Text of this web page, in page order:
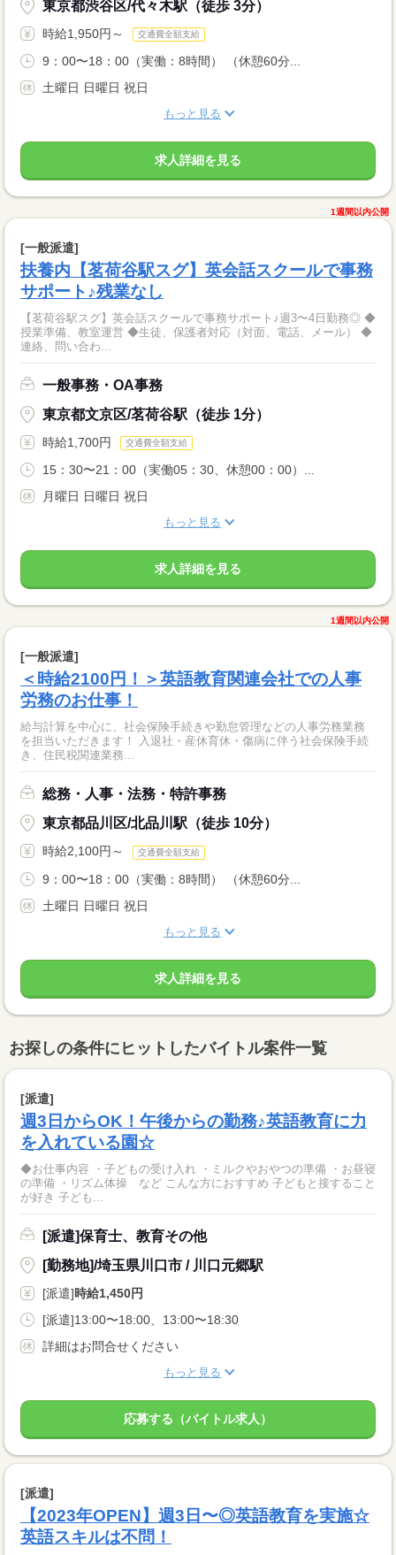
東京都渋谷区/代々木駅（徒歩 3分）
時給1,950円～ 交通費全額支給
9：00〜18：00（実働：8時間） （休憩60分...
土曜日 日曜日 祝日
もっと見る
求人詳細を見る
1週間以内公開
[一般派遣]
扶養内【茗荷谷駅スグ】英会話スクールで事務
サポート♪残業なし
【茗荷谷駅スグ】英会話スクールで事務サポート♪週3〜4日勤務◎ ◆
授業準備、教室運営 ◆生徒、保護者対応（対面、電話、メール） ◆
連絡、問い合わ...
一般事務・OA事務
東京都文京区/茗荷谷駅（徒歩 1分）
時給1,700円 交通費全額支給
15：30〜21：00（実働05：30、休憩00：00）...
月曜日 日曜日 祝日
もっと見る
求人詳細を見る
1週間以内公開
[一般派遣]
＜時給2100円！＞英語教育関連会社での人事
労務のお仕事！
給与計算を中心に、社会保険手続きや勤怠管理などの人事労務業務
を担当いただきます！ 入退社・産休育休・傷病に伴う社会保険手続
き、住民税関連業務...
総務・人事・法務・特許事務
東京都品川区/北品川駅（徒歩 10分）
時給2,100円～ 交通費全額支給
9：00〜18：00（実働：8時間） （休憩60分...
土曜日 日曜日 祝日
もっと見る
求人詳細を見る
お探しの条件にヒットしたバイトル案件一覧
[派遣]
週3日からOK！午後からの勤務♪英語教育に力
を入れている園☆
◆お仕事内容 ・子どもの受け入れ ・ミルクやおやつの準備 ・お昼寝
の準備 ・リズム体操 など こんな方におすすめ 子どもと接すること
が好き 子ども...
[派遣]保育士、教育その他
[勤務地]/埼玉県川口市 / 川口元郷駅
[派遣]時給1,450円
[派遣]13:00〜18:00、13:00〜18:30
詳細はお問合せください
もっと見る
応募する（バイトル求人）
[派遣]
【2023年OPEN】週3日〜◎英語教育を実施☆
英語スキルは不問！